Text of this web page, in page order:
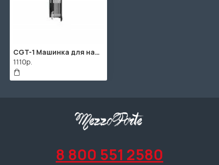
CGT-1 Машинка для намотки струн с отверткой и ключами, Cherub
1110р.
8 800 551 2580